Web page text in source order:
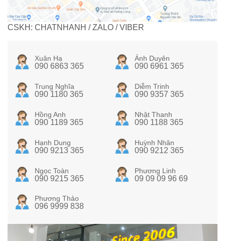
CSKH: CHATNHANH / ZALO / VIBER
Xuân Hạ
090 6863 365
Ánh Duyên
090 6961 365
Trung Nghĩa
090 1180 365
Diễm Trinh
090 9357 365
Hồng Anh
090 1189 365
Nhật Thanh
090 1188 365
Hạnh Dung
090 9213 365
Huỳnh Nhân
090 9212 365
Ngọc Toàn
090 9215 365
Phương Linh
09 09 09 96 69
Phương Thảo
096 9999 838